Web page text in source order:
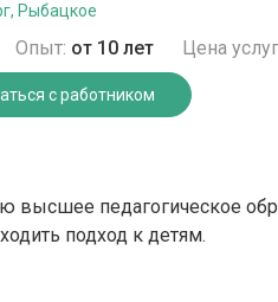
Рыбацкое
Опыт: от 10 лет Цена
с работником
высшее педагогическое
подход к детям.